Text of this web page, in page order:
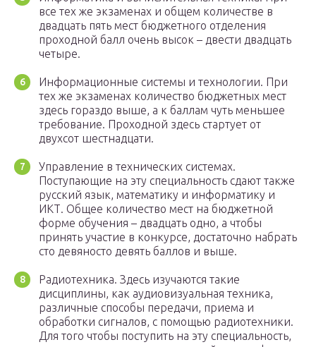
все тех же экзаменах и общем количестве в
двадцать пять мест бюджетного отделения
проходной балл очень высок – двести двадцать
четыре.
Информационные системы и технологии. При
тех же экзаменах количество бюджетных мест
здесь гораздо выше, а к баллам чуть меньшее
требование. Проходной здесь стартует от
двухсот шестнадцати.
Управление в технических системах.
Поступающие на эту специальность сдают также
русский язык, математику и информатику и
ИКТ. Общее количество мест на бюджетной
форме обучения – двадцать одно, а чтобы
принять участие в конкурсе, достаточно набрать
сто девяносто девять баллов и выше.
Радиотехника. Здесь изучаются такие
дисциплины, как аудиовизуальная техника,
различные способы передачи, приема и
обработки сигналов, с помощью радиотехники.
Для того чтобы поступить на эту специальность,